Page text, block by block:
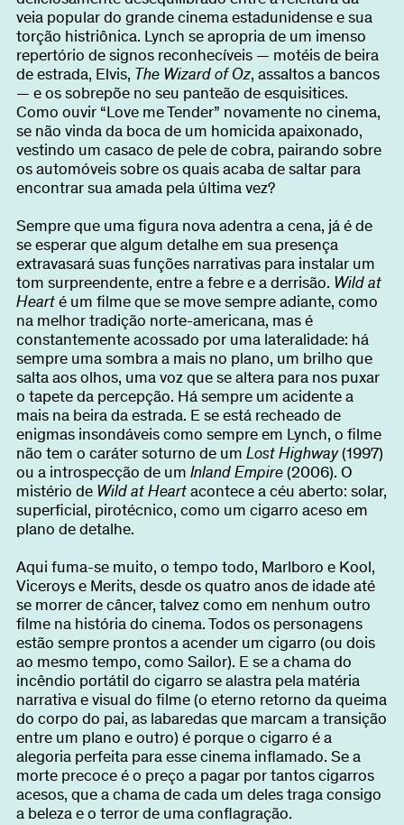
veia popular do grande cinema estadunidense e sua
torção histriônica. Lynch se apropria de um imenso
repertório de signos reconhecíveis — motéis de beira
de estrada, Elvis, The Wizard of Oz, assaltos a bancos
— e os sobrepõe no seu panteão de esquisitices.
Como ouvir “Love me Tender” novamente no cinema,
se não vinda da boca de um homicida apaixonado,
vestindo um casaco de pele de cobra, pairando sobre
os automóveis sobre os quais acaba de saltar para
encontrar sua amada pela última vez?
Sempre que uma figura nova adentra a cena, já é de
se esperar que algum detalhe em sua presença
extravasará suas funções narrativas para instalar um
tom surpreendente, entre a febre e a derrisão. Wild at
Hearté um filme que se move sempre adiante, como
na melhor tradição norte-americana, mas é
constantemente acossado por uma lateralidade: há
sempre uma sombra a mais no plano, um brilho que
salta aos olhos, uma voz que se altera para nos puxar
o tapete da percepção. Há sempre um acidente a
mais na beira da estrada. E se está recheado de
enigmas insondáveis como sempre em Lynch, o filme
não tem o caráter soturno de um Lost Highway(1997)
ou a introspecção de um Inland Empire(2006). O
mistério de Wild at Heartacontece a céu aberto: solar,
superficial, pirotécnico, como um cigarro aceso em
plano de detalhe.
Aqui fuma-se muito, o tempo todo, Marlboro e Kool,
Viceroys e Merits, desde os quatro anos de idade até
se morrer de câncer, talvez como em nenhum outro
filme na história do cinema. Todos os personagens
estão sempre prontos a acender um cigarro (ou dois
ao mesmo tempo, como Sailor). E se a chama do
incêndio portátil do cigarro se alastra pela matéria
narrativa e visual do filme (o eterno retorno da queima
do corpo do pai, as labaredas que marcam a transição
entre um plano e outro) é porque o cigarro é a
alegoria perfeita para esse cinema inflamado. Se a
morte precoce é o preço a pagar por tantos cigarros
acesos, que a chama de cada um deles traga consigo
a beleza e o terror de uma conflagração.